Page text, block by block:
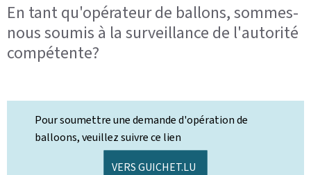
En tant qu'opérateur de ballons, sommes-
nous soumis à la surveillance de l'autorité
compétente?
Pour soumettre une demande d'opération de
balloons, veuillez suivre ce lien
VERS GUICHET.LU